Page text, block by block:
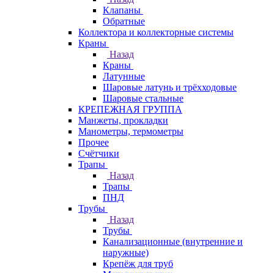
Клапаны
Обратные
Коллектора и коллекторные системы
Краны
Назад
Краны
Латунные
Шаровые латунь и трёхходовые
Шаровые стальные
КРЕПЕЖНАЯ ГРУППА
Манжеты, прокладки
Манометры, термометры
Прочее
Счётчики
Трапы
Назад
Трапы
ПНД
Трубы
Назад
Трубы
Канализационные (внутренние и
наружные)
Крепёж для труб